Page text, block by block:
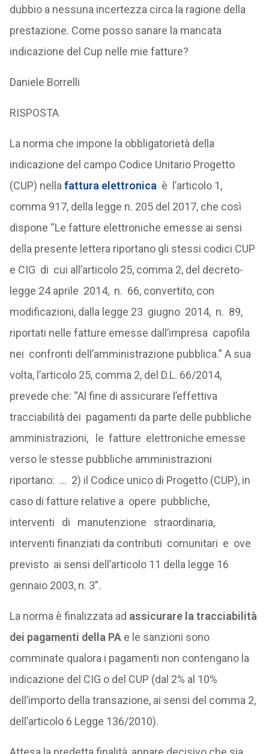
dubbio a nessuna incertezza circa la ragione della
prestazione. Come posso sanare la mancata
indicazione del Cup nelle mie fatture?
Daniele Borrelli
RISPOSTA
La norma che impone la obbligatorietà della
indicazione del campo Codice Unitario Progetto
(CUP) nella fattura elettronica è l’articolo 1,
comma 917, della legge n. 205 del 2017, che così
dispone “Le fatture elettroniche emesse ai sensi
della presente lettera riportano gli stessi codici CUP
e CIG di cui all’articolo 25, comma 2, del decreto-
legge 24 aprile 2014, n. 66, convertito, con
modificazioni, dalla legge 23 giugno 2014, n. 89,
riportati nelle fatture emesse dall’impresa capofila
nei confronti dell’amministrazione pubblica.” A sua
volta, l’articolo 25, comma 2, del D.L. 66/2014,
prevede che: “Al fine di assicurare l’effettiva
tracciabilità dei pagamenti da parte delle pubbliche
amministrazioni, le fatture elettroniche emesse
verso le stesse pubbliche amministrazioni
riportano: … 2) il Codice unico di Progetto (CUP), in
caso di fatture relative a opere pubbliche,
interventi di manutenzione straordinaria,
interventi finanziati da contributi comunitari e ove
previsto ai sensi dell’articolo 11 della legge 16
gennaio 2003, n. 3”.
La norma è finalizzata ad assicurare la tracciabilità
dei pagamenti della PAe le sanzioni sono
comminate qualora i pagamenti non contengano la
indicazione del CIG o del CUP (dal 2% al 10%
dell’importo della transazione, ai sensi del comma 2,
dell’articolo 6 Legge 136/2010).